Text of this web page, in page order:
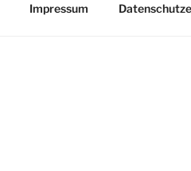
Impressum